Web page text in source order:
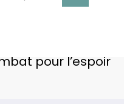
pour l’espoir